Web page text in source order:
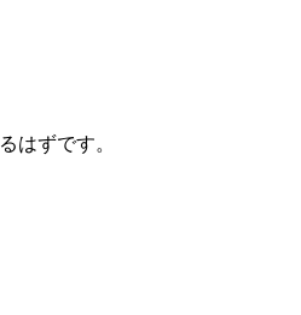
はずです。